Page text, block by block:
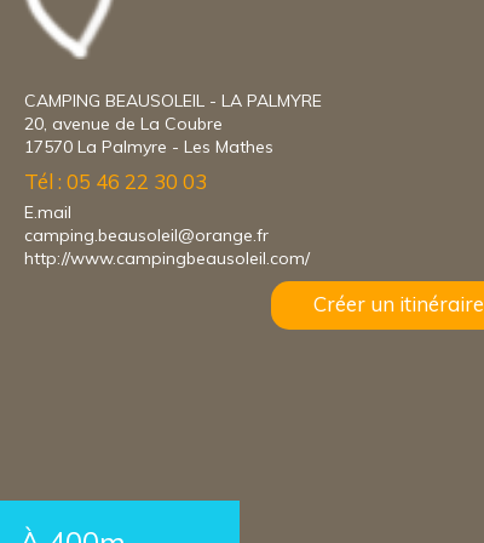
CAMPING BEAUSOLEIL - LA PALMYRE
20, avenue de La Coubre
17570 La Palmyre - Les Mathes
Tél : 05 46 22 30 03
E.mail
camping.beausoleil@orange.fr
http://www.campingbeausoleil.com/
Créer un itinéraire